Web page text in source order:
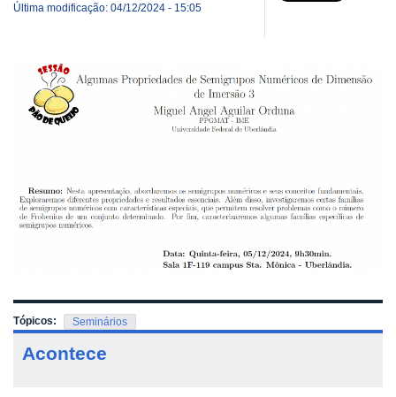
Última modificação: 04/12/2024 - 15:05
Tópicos: Seminários
Acontece